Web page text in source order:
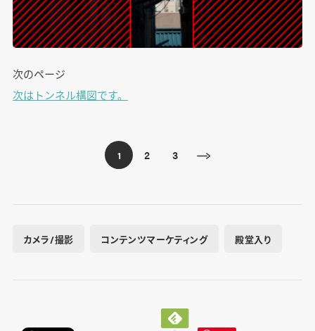
次のページ
次はトンネル構図です。
1 2 3
カメラ/撮影 コンテンツマーケティング 殿堂入り